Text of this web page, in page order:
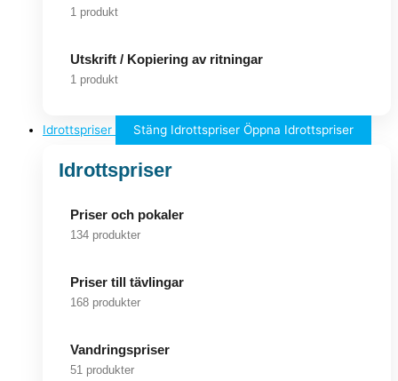
1 produkt
Utskrift / Kopiering av ritningar
1 produkt
Idrottspriser Stäng Idrottspriser Öppna Idrottspriser
Idrottspriser
Priser och pokaler
134 produkter
Priser till tävlingar
168 produkter
Vandringspriser
51 produkter